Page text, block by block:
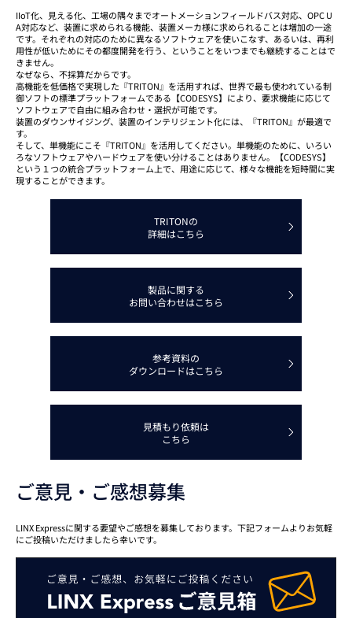
IIoT化、見える化、工場の隅々までオートメーションフィールドバス対応、OPC U
A対応など、装置に求められる機能、装置メーカ様に求められることは増加の一途
です。それぞれの対応のために異なるソフトウェアを使いこなす、あるいは、再利
用性が低いためにその都度開発を行う、ということをいつまでも継続することはで
きません。
なぜなら、不採算だからです。
高機能を低価格で実現した『TRITON』を活用すれば、世界で最も使われている制
御ソフトの標準プラットフォームである【CODESYS】により、要求機能に応じて
ソフトウェアで自由に組み合わせ・選択が可能です。
装置のダウンサイジング、装置のインテリジェント化には、『TRITON』が最適で
す。
そして、単機能にこそ『TRITON』を活用してください。単機能のために、いろい
ろなソフトウェアやハードウェアを使い分けることはありません。【CODESYS】
という１つの統合プラットフォーム上で、用途に応じて、様々な機能を短時間に実
現することができます。
TRITONの
詳細はこちら
製品に関する
お問い合わせはこちら
参考資料の
ダウンロードはこちら
見積もり依頼は
こちら
ご意見・ご感想募集
LINX Expressに関する要望やご感想を募集しております。下記フォームよりお気軽
にご投稿いただけましたら幸いです。